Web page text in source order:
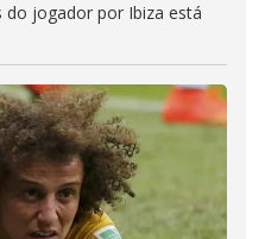
do jogador por Ibiza está